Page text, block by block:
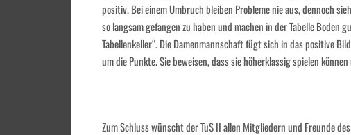
positiv. Bei einem Umbruch bleiben Probleme nie aus, dennoch
so langsam gefangen zu haben und machen in der Tabelle Boden
Tabellenkeller“. Die Damenmannschaft fügt sich in das positive
um die Punkte. Sie beweisen, dass sie höherklassig spielen
Zum Schluss wünscht der TuS II allen Mitgliedern und Freunde